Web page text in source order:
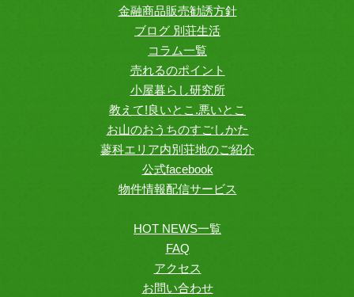
金融商品販売勧誘方針
ブログ 別荘生活
コラム一覧
売れるのポイント
小屋暮らし研究所
教えて!良いとこ.悪いとこ
お山のおうちのすごしかた
蓼科エリア内別荘地のご紹介
公式facebook
物件情報配信サービス
HOT NEWS一覧
FAQ
アクセス
お問い合わせ